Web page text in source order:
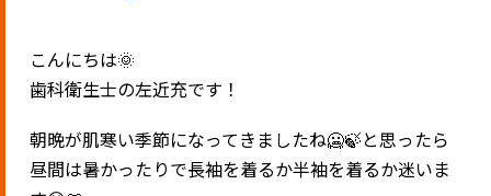
こんにちは🌞
歯科衛生士の左近充です！
朝晩が肌寒い季節になってきましたね🥶🍃と思ったら
昼間は暑かったりで長袖を着るか半袖を着るか迷いま